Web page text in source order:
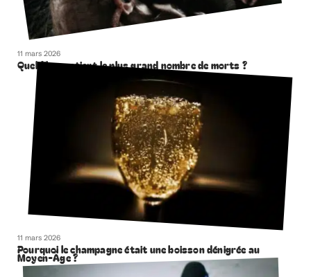
11 mars 2026
Quel film contient le plus grand nombre de morts ?
11 mars 2026
Pourquoi le champagne était une boisson dénigrée au
Moyen-Âge ?